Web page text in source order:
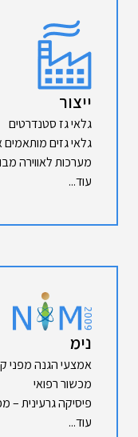
ייצור
גלאי גז סטנדרטים
גלאי גזים מותאמים
מערכות לאווירה
עוד...
נימ
אמצעי הגנה מפני
מכשור רפואי
פיסיקה גרעינית –
עוד...